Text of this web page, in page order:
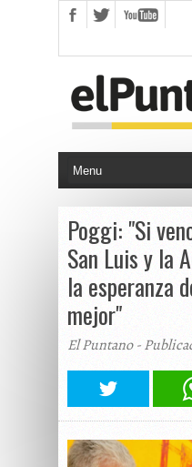
Poggi: "Si
San Luis y la
la esperanza
mejor"
El Puntano -